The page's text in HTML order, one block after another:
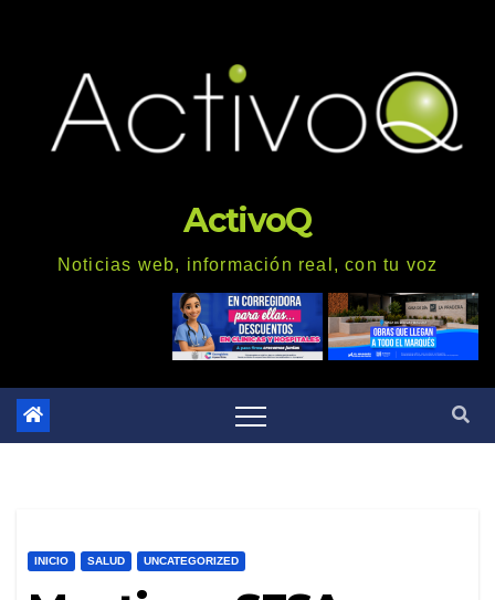
ActivoQ
Noticias web, información real, con tu voz
INICIO SALUD UNCATEGORIZED